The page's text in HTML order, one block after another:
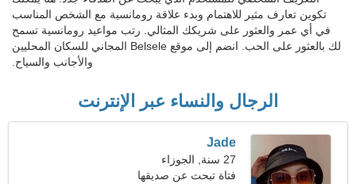
تكوين تعارف مثير للاهتمام وبدء علاقة رومانسية مع الشخص المناسب
في أي عمر والعثور على شريكك المثالي. رتب مواعيد رومانسية تسمح
لك بالعثور على الحب. انضم إلى موقع Belsele المجاني للسكان المحليين
والأجانب والسياح.
الرجال والنساء عبر الإنترنت
Jade
27 سنة, الجوزاء
فتاة تبحث عن صديقها